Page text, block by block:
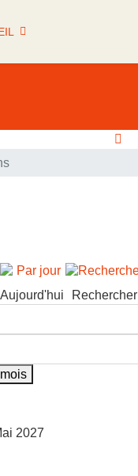
Aujourd'hui Rechercher
2027